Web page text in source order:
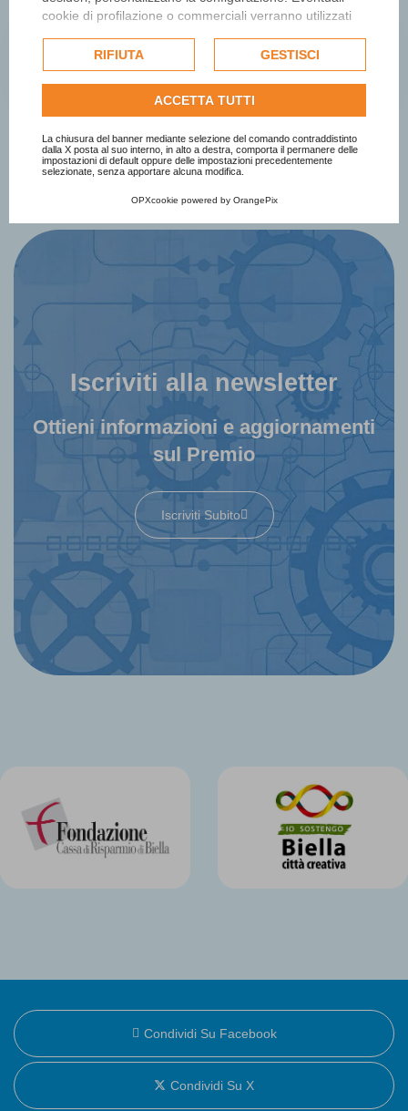
cookie di profilazione o commerciali verranno utilizzati
dell'utente e, se consentito, potrebbero essere utilizzati
per personalizzare gli annunci pubblicitari. Per ulteriori
informazioni su come Google utilizza i dati raccolti,
politica sulla privacy di Google
Consulta l'informativa cookie completa.
RIFIUTA GESTISCI
ACCETTA TUTTI
La chiusura del banner mediante selezione del comando contraddistinto
dalla X posta al suo interno, in alto a destra, comporta il permanere delle
impostazioni di default oppure delle impostazioni precedentemente
selezionate, senza apportare alcuna modifica.
OPXcookie powered by OrangePix
Edizione 2026
Iscriviti alla newsletter
Ottieni informazioni e aggiornamenti
sul Premio
Iscriviti Subito
Condividi Su Facebook
Condividi Su X